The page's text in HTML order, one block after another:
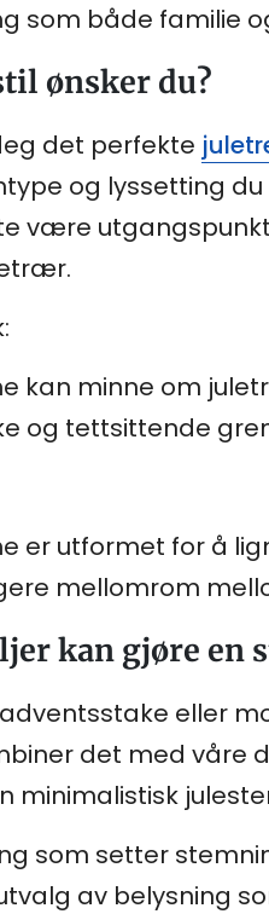
som både familie
ønsker du?
det perfekte
og lyssetting
være
kan minne om
og tettsittende
er utformet for å
mellomrom
kan gjøre en
eller
det med våre
minimalistisk
som setter
av belysning